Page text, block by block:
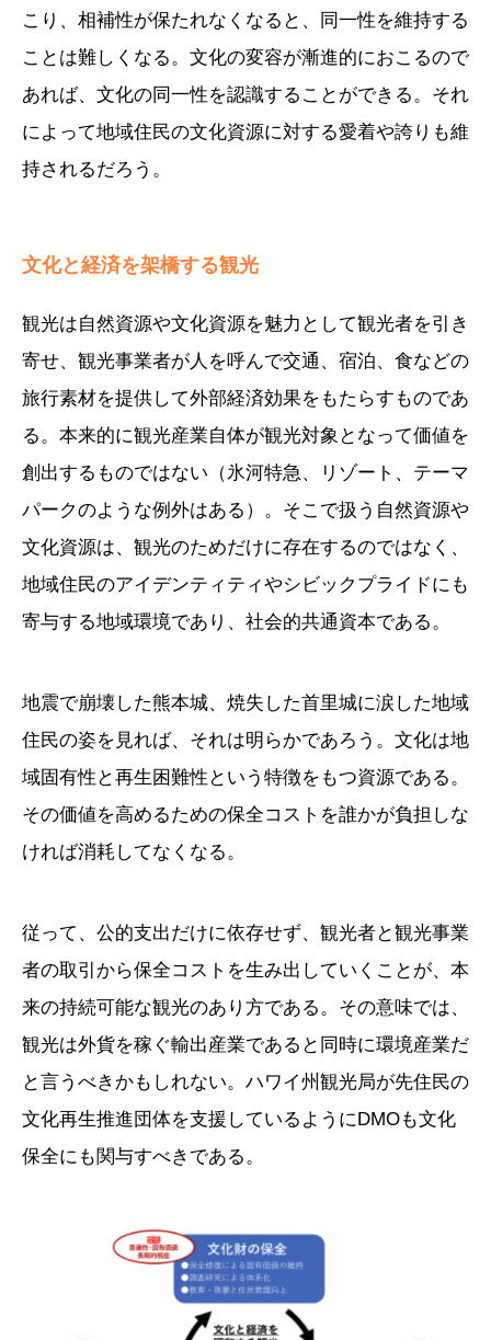
こり、相補性が保たれなくなると、同一性を維持する
ことは難しくなる。文化の変容が漸進的におこるので
あれば、文化の同一性を認識することができる。それ
によって地域住民の文化資源に対する愛着や誇りも維
持されるだろう。
文化と経済を架橋する観光
観光は自然資源や文化資源を魅力として観光者を引き
寄せ、観光事業者が人を呼んで交通、宿泊、食などの
旅行素材を提供して外部経済効果をもたらすものであ
る。本来的に観光産業自体が観光対象となって価値を
創出するものではない（氷河特急、リゾート、テーマ
パークのような例外はある）。そこで扱う自然資源や
文化資源は、観光のためだけに存在するのではなく、
地域住民のアイデンティティやシビックプライドにも
寄与する地域環境であり、社会的共通資本である。
地震で崩壊した熊本城、焼失した首里城に涙した地域
住民の姿を見れば、それは明らかであろう。文化は地
域固有性と再生困難性という特徴をもつ資源である。
その価値を高めるための保全コストを誰かが負担しな
ければ消耗してなくなる。
従って、公的支出だけに依存せず、観光者と観光事業
者の取引から保全コストを生み出していくことが、本
来の持続可能な観光のあり方である。その意味では、
観光は外貨を稼ぐ輸出産業であると同時に環境産業だ
と言うべきかもしれない。ハワイ州観光局が先住民の
文化再生推進団体を支援しているようにDMOも文化
保全にも関与すべきである。